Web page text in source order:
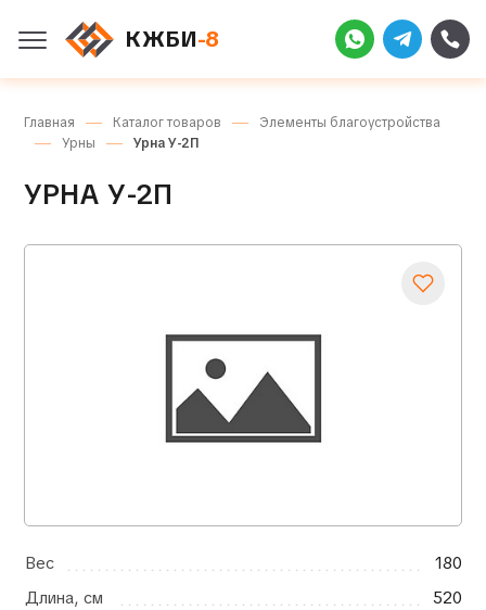
КЖБИ-8
Главная Каталог товаров
Элементы благоустройства
Урны
Урна У-2П
УРНА У-2П
Вес
180
Длина, см
520